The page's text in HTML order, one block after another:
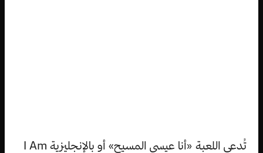
تُدعى اللعبة «أنا عيسى المسيح» أو بالإنجليزية I Am